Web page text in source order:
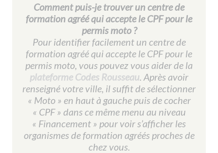
Comment puis-je trouver un centre de
formation agréé qui accepte le CPF pour le
permis moto ?
Pour identifier facilement un centre de
formation agréé qui accepte le CPF pour le
permis moto, vous pouvez vous aider de la
plateforme Codes Rousseau. Après avoir
renseigné votre ville, il suffit de sélectionner
« Moto » en haut à gauche puis de cocher
« CPF » dans ce même menu au niveau
« Financement » pour voir s’afficher les
organismes de formation agréés proches de
chez vous.